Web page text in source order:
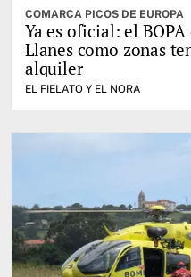
COMARCA PICOS DE EUROPA
Ya es oficial: el
Llanes como zonas
alquiler
EL FIELATO Y EL NORA